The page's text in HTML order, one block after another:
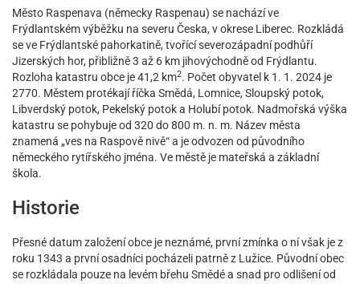
Město Raspenava (německy Raspenau) se nachází ve
Frýdlantském výběžku na severu Česka, v okrese Liberec. Rozkládá
se ve Frýdlantské pahorkatině, tvořící severozápadní podhůří
Jizerských hor, přibližně 3 až 6 km jihovýchodně od Frýdlantu.
Rozloha katastru obce je 41,2 km2. Počet obyvatel k 1. 1. 2024 je
2770. Městem protékají říčka Smědá, Lomnice, Sloupský potok,
Libverdský potok, Pekelský potok a Holubí potok. Nadmořská výška
katastru se pohybuje od 320 do 800 m. n. m. Název města
znamená „ves na Raspově nivě“ a je odvozen od původního
německého rytířského jména. Ve městě je mateřská a základní
škola.
Historie
Přesné datum založení obce je neznámé, první zmínka o ní však je z
roku 1343 a první osadníci pocházeli patrně z Lužice. Původní obec
se rozkládala pouze na levém břehu Smědé a snad pro odlišení od